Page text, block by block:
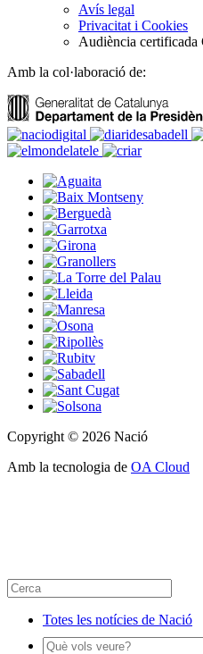
Avís legal
Privacitat i Cookies
Audiència certificada
Amb la col·laboració de:
Copyright © 2026 Nació
Amb la tecnologia de OA Cloud
Totes les notícies de Nació